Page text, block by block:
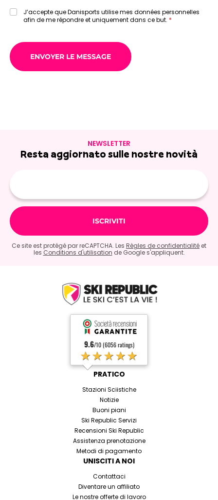
J’accepte que Danisports utilise mes données personnelles
afin de me répondre et uniquement dans ce but.
NEWSLETTER
Resta aggiornato sulle nostre novità
Ce site est protégé par reCAPTCHA. Les Règles de confidentialité et
les Conditions d'utilisation de Google s'appliquent.
9.6/10 (6056 ratings)
★★★★★
PRATICO
Stazioni Sciistiche
Notizie
Buoni piani
Ski Republic Servizi
Recensioni Ski Republic
Assistenza prenotazione
Metodi di pagamento
UNISCITI A NOI
Contattaci
Diventare un affiliato
Le nostre offerte di lavoro